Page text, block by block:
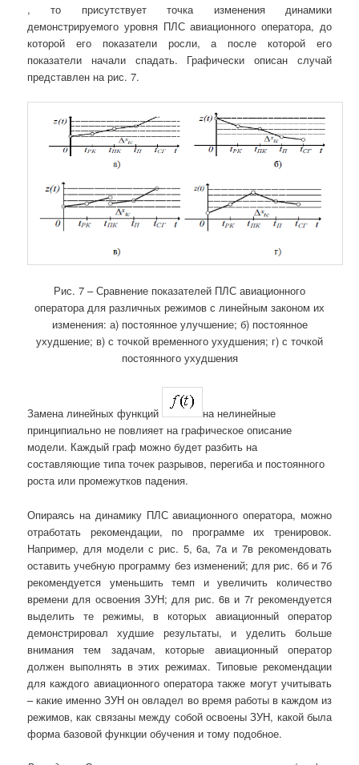
, то присутствует точка изменения динамики
демонстрируемого уровня ПЛС авиационного оператора, до
которой его показатели росли, а после которой его
показатели начали спадать. Графически описан случай
представлен на рис. 7.
Рис. 7 – Сравнение показателей ПЛС авиационного
оператора для различных режимов с линейным законом их
изменения: а) постоянное улучшение; б) постоянное
ухудшение; в) с точкой временного ухудшения; г) с точкой
постоянного ухудшения
Замена линейных функций
на нелинейные
принципиально не повлияет на графическое описание
модели. Каждый граф можно будет разбить на
составляющие типа точек разрывов, перегиба и постоянного
роста или промежутков падения.
Опираясь на динамику ПЛС авиационного оператора, можно
отработать рекомендации, по программе их тренировок.
Например, для модели с рис. 5, 6а, 7а и 7в рекомендовать
оставить учебную программу без изменений; для рис. 6б и 7б
рекомендуется уменьшить темп и увеличить количество
времени для освоения ЗУН; для рис. 6в и 7г рекомендуется
выделить те режимы, в которых авиационный оператор
демонстрировал худшие результаты, и уделить больше
внимания тем задачам, которые авиационный оператор
должен выполнять в этих режимах. Типовые рекомендации
для каждого авиационного оператора также могут учитывать
– какие именно ЗУН он овладел во время работы в каждом из
режимов, как связаны между собой освоены ЗУН, какой была
форма базовой функции обучения и тому подобное.